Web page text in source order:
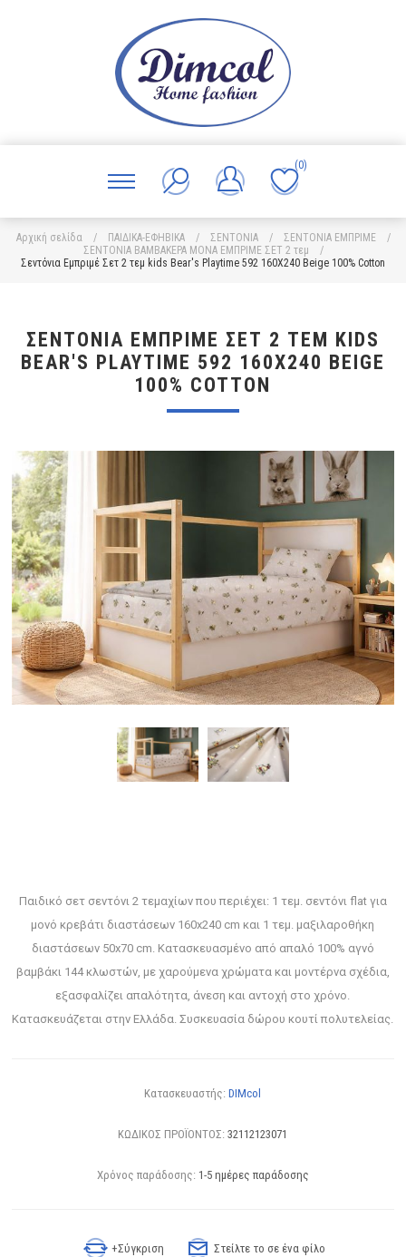
(0)
Αρχική σελίδα / ΠΑΙΔΙΚΑ-ΕΦΗΒΙΚΑ / ΣΕΝΤΟΝΙΑ / ΣΕΝΤΟΝΙΑ ΕΜΠΡΙΜΕ
/
ΣΕΝΤΟΝΙΑ ΒΑΜΒΑΚΕΡΑ ΜΟΝΑ ΕΜΠΡΙΜΕ ΣΕΤ 2 τεμ
/
Σεντόνια Εμπριμέ Σετ 2 τεμ kids Bear's Playtime 592 160X240 Beige 100% Cotton
ΣΕΝΤΌΝΙΑ ΕΜΠΡΙΜΈ ΣΕΤ 2 ΤΕΜ KIDS
BEAR'S PLAYTIME 592 160X240 BEIGE
100% COTTON
Παιδικό σετ σεντόνι 2 τεμαχίων που περιέχει: 1 τεμ. σεντόνι flat για
μονό κρεβάτι διαστάσεων 160x240 cm και 1 τεμ. μαξιλαροθήκη
διαστάσεων 50x70 cm. Κατασκευασμένο από απαλό 100% αγνό
βαμβάκι 144 κλωστών, με χαρούμενα χρώματα και μοντέρνα σχέδια,
εξασφαλίζει απαλότητα, άνεση και αντοχή στο χρόνο.
Κατασκευάζεται στην Ελλάδα. Συσκευασία δώρου κουτί πολυτελείας.
Κατασκευαστής: DIMcol
ΚΩΔΙΚΟΣ ΠΡΟΪΟΝΤΟΣ: 32112123071
Χρόνος παράδοσης: 1-5 ημέρες παράδοσης
+Σύγκριση Στείλτε το σε ένα φίλο